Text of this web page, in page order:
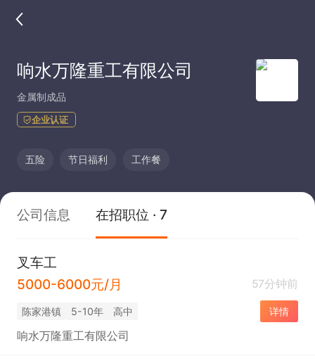
响水万隆重工有限公司
金属制成品
企业认证
五险 节日福利 工作餐
公司信息 在招职位 · 7
叉车工
5000-6000元/月
57分钟前
陈家港镇 5-10年 高中 详情
响水万隆重工有限公司